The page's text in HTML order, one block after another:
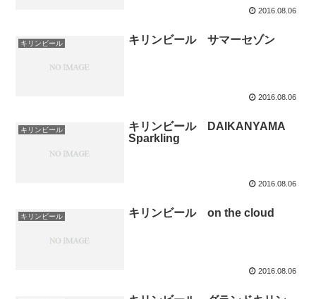
2016.08.06
キリンビール キリンビール サマーセゾン
2016.08.06
キリンビール
キリンビール DAIKANYAMA
Sparkling
2016.08.06
キリンビール キリンビール on the cloud
2016.08.06